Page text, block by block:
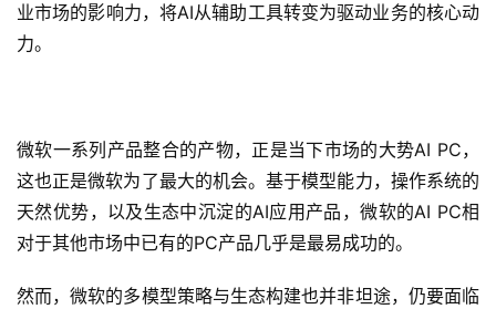
业市场的影响力，将AI从辅助工具转变为驱动业务的核心动
力。
微软一系列产品整合的产物，正是当下市场的大势AI PC，
这也正是微软为了最大的机会。基于模型能力，操作系统的
天然优势，以及生态中沉淀的AI应用产品，微软的AI PC相
对于其他市场中已有的PC产品几乎是最易成功的。
然而，微软的多模型策略与生态构建也并非坦途，仍要面临